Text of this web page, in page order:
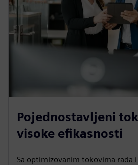
Pojednostavljeni
visoke efikasnosti
Sa optimizovanim tokovima rada